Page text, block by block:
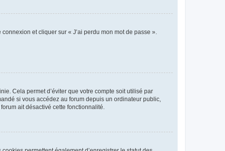
et cliquer sur « J’ai perdu mon mot de passe ».
Cela permet d’éviter que votre compte soit utilisé par
si vous accédez au forum depuis un ordinateur public,
ait désactivé cette fonctionnalité.